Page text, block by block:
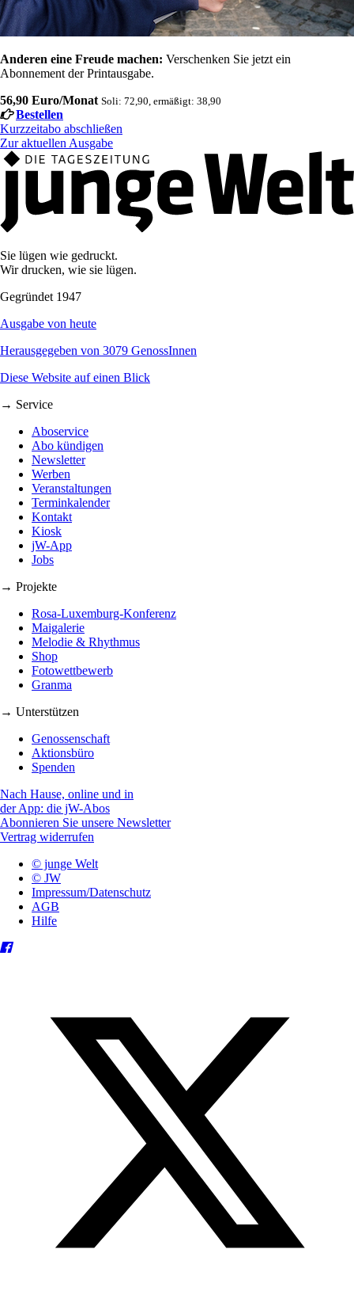
Anderen eine Freude machen: Verschenken Sie jetzt ein
Abonnement der Printausgabe.
56,90 Euro/Monat Soli: 72,90, ermäßigt: 38,90
Bestellen
Kurzzeitabo abschließen
Zur aktuellen Ausgabe
Sie lügen wie gedruckt.
Wir drucken, wie sie lügen.
Gegründet 1947
Ausgabe von heute
Herausgegeben von 3079 GenossInnen
Diese Website auf einen Blick
→ Service
Aboservice
Abo kündigen
Newsletter
Werben
Veranstaltungen
Terminkalender
Kontakt
Kiosk
jW-App
Jobs
→ Projekte
Rosa-Luxemburg-Konferenz
Maigalerie
Melodie & Rhythmus
Shop
Fotowettbewerb
Granma
→ Unterstützen
Genossenschaft
Aktionsbüro
Spenden
Nach Hause, online und in
der App: die jW-Abos
Abonnieren Sie unsere Newsletter
Vertrag widerrufen
© junge Welt
© JW
Impressum/Datenschutz
AGB
Hilfe